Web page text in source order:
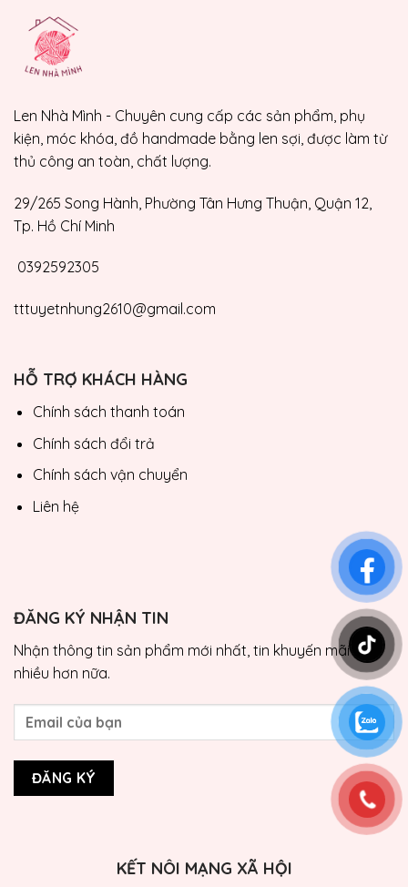
Len Nhà Mình - Chuyên cung cấp các sản phẩm, phụ
kiện, móc khóa, đồ handmade bằng len sợi, được làm từ
thủ công an toàn, chất lượng.
29/265 Song Hành, Phường Tân Hưng Thuận, Quận 12,
Tp. Hồ Chí Minh
0392592305
tttuyetnhung2610@gmail.com
HỖ TRỢ KHÁCH HÀNG
Chính sách thanh toán
Chính sách đổi trả
Chính sách vận chuyển
Liên hệ
ĐĂNG KÝ NHẬN TIN
Nhận thông tin sản phẩm mới nhất, tin khuyến mãi và
nhiều hơn nữa.
KẾT NÔI MẠNG XÃ HỘI